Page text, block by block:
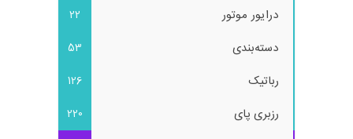
درایور موتور
22
دسته‌بندی
53
رباتیک
126
رزبری پای
220